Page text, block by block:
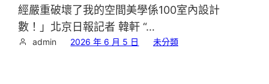
經嚴重破壞了我的空間美學係100室內設計
數！」北京日報記者 韓軒 “…
admin 2026 年 6 月 5 日 未分類